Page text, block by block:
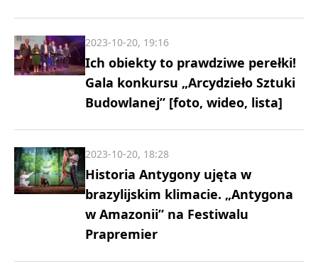
Ich obiekty to prawdziwe perełki!
Gala konkursu „Arcydzieło Sztuki
Budowlanej” [foto, wideo, lista]
2023-10-20, 19:16
Historia Antygony ujęta w
brazylijskim klimacie. „Antygona
w Amazonii” na Festiwalu
Prapremier
2023-10-20, 18:28